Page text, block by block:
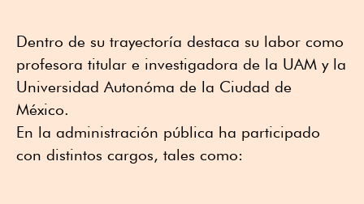
Dentro de su trayectoría destaca su labor como
profesora titular e investigadora de la UAM y la
Universidad Autonóma de la Ciudad de
México.
En la administración pública ha participado
con distintos cargos, tales como: